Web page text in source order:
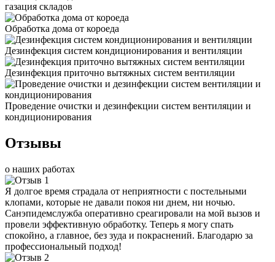
газация складов
Обработка дома от короеда
Дезинфекция систем кондиционирования и вентиляции
Дезинфекция приточно вытяжных систем вентиляции
Проведение очистки и дезинфекции систем вентиляции и
кондиционирования
Отзывы
о наших работах
Я долгое время страдала от неприятности с постельными
клопами, которые не давали покоя ни днем, ни ночью.
Санэпидемслужба оперативно среагировали на мой вызов и
провели эффективную обработку. Теперь я могу спать
спокойно, а главное, без зуда и покраснений. Благодарю за
профессиональный подход!